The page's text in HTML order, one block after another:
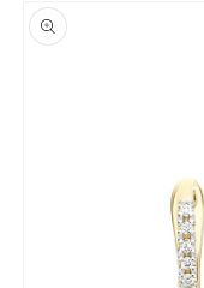
informazioni
sul prodotto